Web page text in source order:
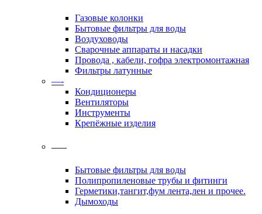
Газовые колонки
Бытовые фильтры для воды
Воздуховоды
Сварочные аппараты и насадки
Провода , кабели, гофра электромонтажная
Фильтры латунные
—-
Кондиционеры
Вентиляторы
Инструменты
Крепёжные изделия
——
Бытовые фильтры для воды
Полипропиленовые трубы и фитинги
Герметики,тангит,фум лента,лен и прочее.
Дымоходы